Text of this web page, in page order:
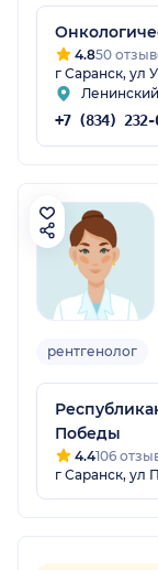
4.850
г Саранск, ул
рентгенолог
Победы
4.4106
г Саранск, ул